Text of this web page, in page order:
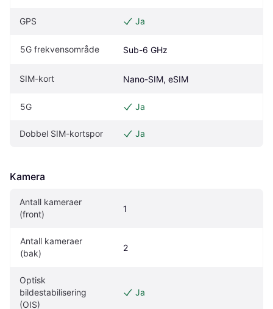
GPS Ja
5G frekvensområde Sub-6 GHz
SIM-kort Nano-SIM, eSIM
5G Ja
Dobbel SIM-kortspor Ja
Kamera
Antall kameraer
(front)
1
Antall kameraer
(bak)
2
Optisk
bildestabilisering
(OIS)
Ja